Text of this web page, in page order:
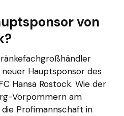
von
Hauptsponsor des
Hansa Rostock. Wie der
Vorpommern am
Profimannschaft in